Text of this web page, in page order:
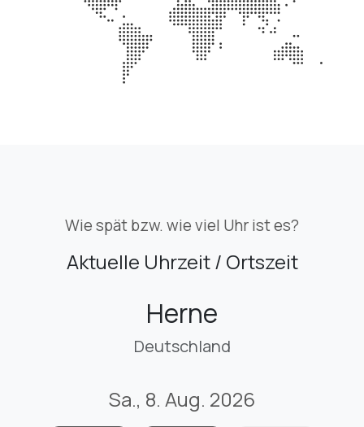
Wie spät bzw. wie viel Uhr ist es?
Aktuelle Uhrzeit / Ortszeit
Herne
Deutschland
Sa., 8. Aug. 2026